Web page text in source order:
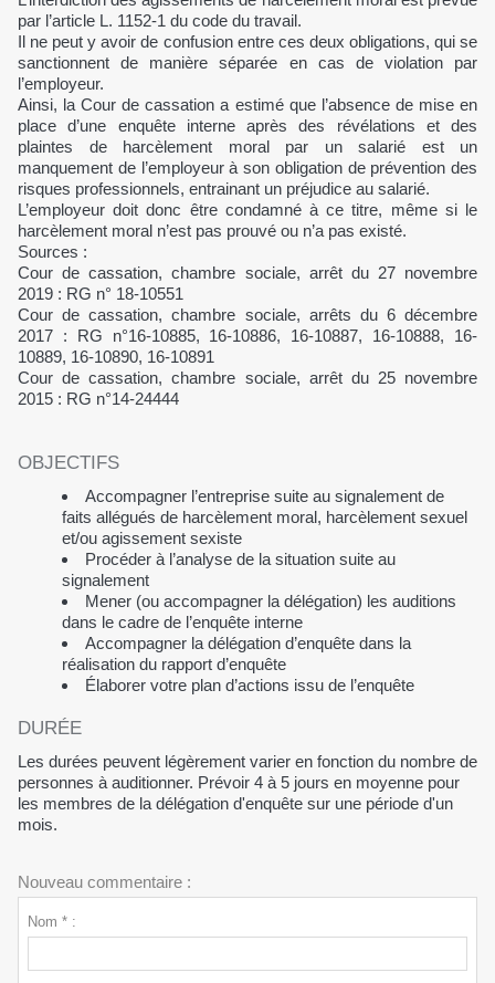
par l’article L. 1152-1 du code du travail.
Il ne peut y avoir de confusion entre ces deux obligations, qui se
sanctionnent de manière séparée en cas de violation par
l’employeur.
Ainsi, la Cour de cassation a estimé que l’absence de mise en
place d’une enquête interne après des révélations et des
plaintes de harcèlement moral par un salarié est un
manquement de l’employeur à son obligation de prévention des
risques professionnels, entrainant un préjudice au salarié.
L’employeur doit donc être condamné à ce titre, même si le
harcèlement moral n’est pas prouvé ou n’a pas existé.
Sources :
Cour de cassation, chambre sociale, arrêt du 27 novembre
2019 : RG n° 18-10551
Cour de cassation, chambre sociale, arrêts du 6 décembre
2017 : RG n°16-10885, 16-10886, 16-10887, 16-10888, 16-
10889, 16-10890, 16-10891
Cour de cassation, chambre sociale, arrêt du 25 novembre
2015 : RG n°14-24444
OBJECTIFS
Accompagner l’entreprise suite au signalement de
faits allégués de harcèlement moral, harcèlement sexuel
et/ou agissement sexiste
Procéder à l’analyse de la situation suite au
signalement
Mener (ou accompagner la délégation) les auditions
dans le cadre de l’enquête interne
Accompagner la délégation d’enquête dans la
réalisation du rapport d’enquête
Élaborer votre plan d’actions issu de l’enquête
DURÉE
Les durées peuvent légèrement varier en fonction du nombre de
personnes à auditionner. Prévoir 4 à 5 jours en moyenne pour
les membres de la délégation d'enquête sur une période d'un
mois.
Nouveau commentaire :
Nom * :